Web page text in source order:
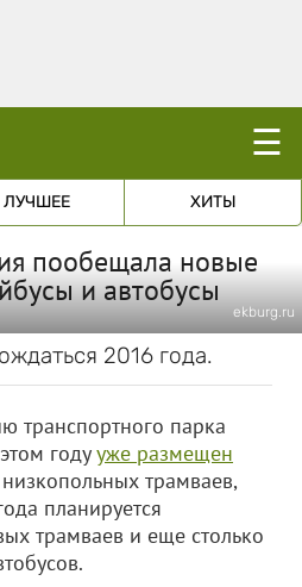
☰
ЛУЧШЕЕ ХИТЫ
пообещала новые
и автобусы
ekburg.ru
2016 года.
транспортного парка
годууже размещен
трамваев,
планируется
трамваев и еще столько